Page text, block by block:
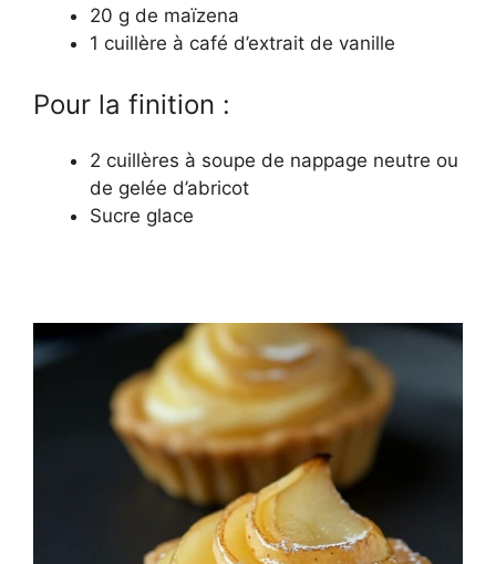
20 g de maïzena
1 cuillère à café d’extrait de vanille
Pour la finition :
2 cuillères à soupe de nappage neutre ou
de gelée d’abricot
Sucre glace